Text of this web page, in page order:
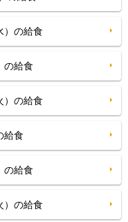
）の給食
の給食
）の給食
給食
の給食
）の給食